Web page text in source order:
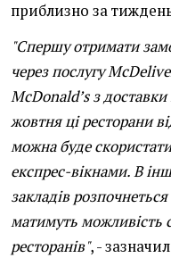
приблизно за
"Спершу отримати
через послугу
McDonald’s з
жовтня ці ресторани
можна буде
експрес-вікнами. В
закладів
матимуть можливість
ресторанів", -